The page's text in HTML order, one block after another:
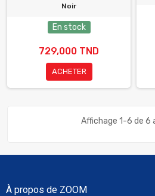
Noir
En stock
729,000 TND
ACHETER
Affichage 1-6 de 6
À propos de ZOOM